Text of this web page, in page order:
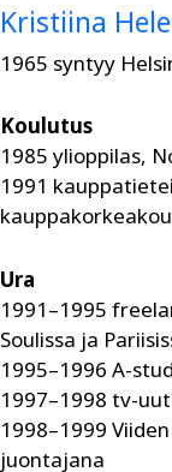
Kristiina
1965 syntyy
Koulutus
1985 ylioppilas,
1991
Ura
1991–1995
Soulissa ja
1995–1996 A-
1997–1998 tv-
1998–1999
juontajana